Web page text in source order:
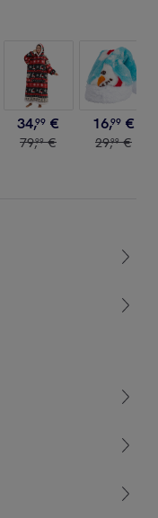
34,99 €
79,99 €
16,99 €
29,99 €